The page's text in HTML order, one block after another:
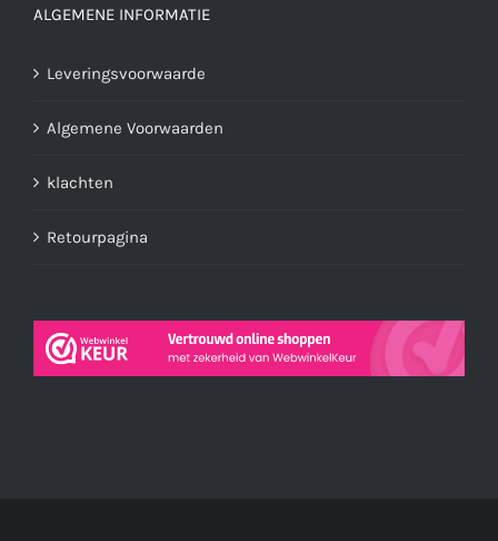
ALGEMENE INFORMATIE
Leveringsvoorwaarde
Algemene Voorwaarden
klachten
Retourpagina